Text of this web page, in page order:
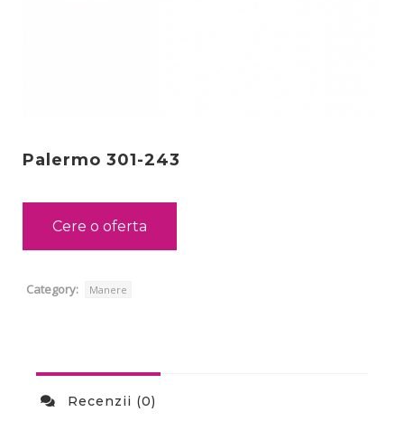
Palermo 301-243
Cere o oferta
Category: Manere
Recenzii (0)